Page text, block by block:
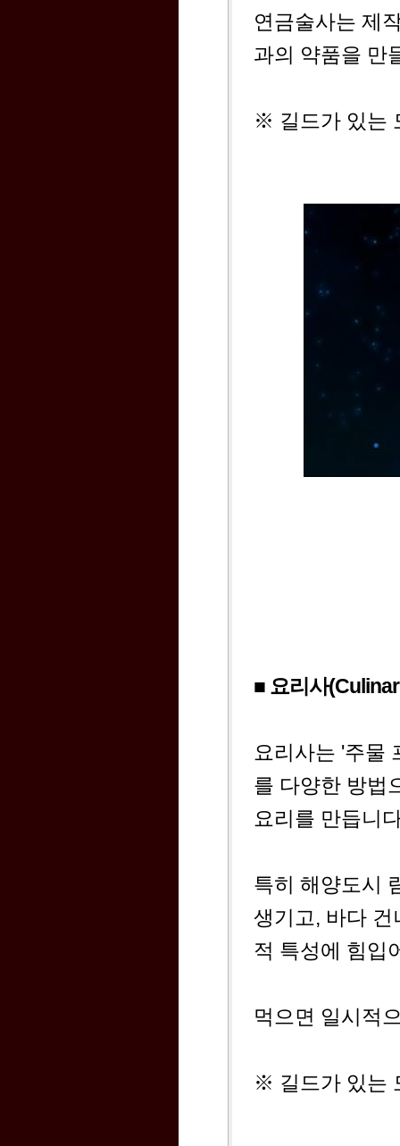
연금술사는 제
과의 약품을 만
※ 길드가 있는
■ 요리사
요리사는 '주물
를 다양한 방법
요리를 만듭니
특히 해양도시
생기고, 바다
적 특성에 힘입
먹으면 일시적
※ 길드가 있는